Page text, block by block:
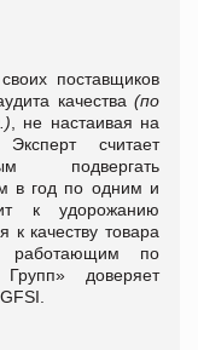
поставщиков
качества (по
, не настаивая на
считает
подвергать
в год по одним и
к удорожанию
к качеству товара
работающим по
доверяет